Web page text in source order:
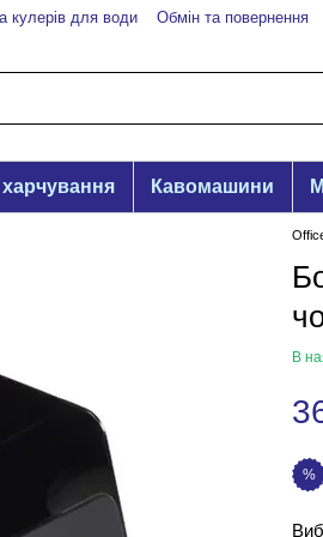
кулерів для води Обмін та повернення
Кавомашини
В
%